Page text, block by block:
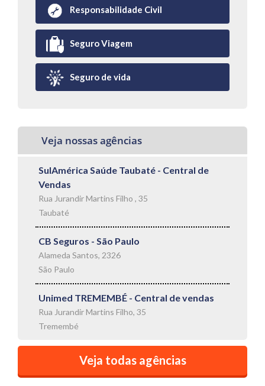
Responsabilidade Civil
Seguro Viagem
Seguro de vida
Veja nossas agências
SulAmérica Saúde Taubaté - Central de
Vendas
Rua Jurandir Martins Filho , 35
Taubaté
CB Seguros - São Paulo
Alameda Santos, 2326
São Paulo
Unimed TREMEMBÉ - Central de vendas
Rua Jurandir Martins Filho, 35
Tremembé
Veja todas agências